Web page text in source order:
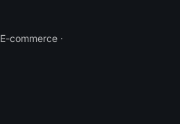
E-commerce ·